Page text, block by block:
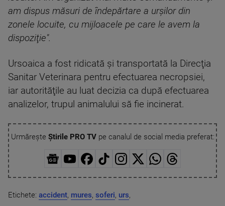
am dispus măsuri de îndepărtare a urşilor din
zonele locuite, cu mijloacele pe care le avem la
dispoziţie".
Ursoaica a fost ridicată şi transportată la Direcţia
Sanitar Veterinara pentru efectuarea necropsiei,
iar autorităţile au luat decizia ca după efectuarea
analizelor, trupul animalului să fie incinerat.
Urmărește Știrile PRO TVpe canalul de social media preferat:
Etichete: accident, mures, soferi, urs,